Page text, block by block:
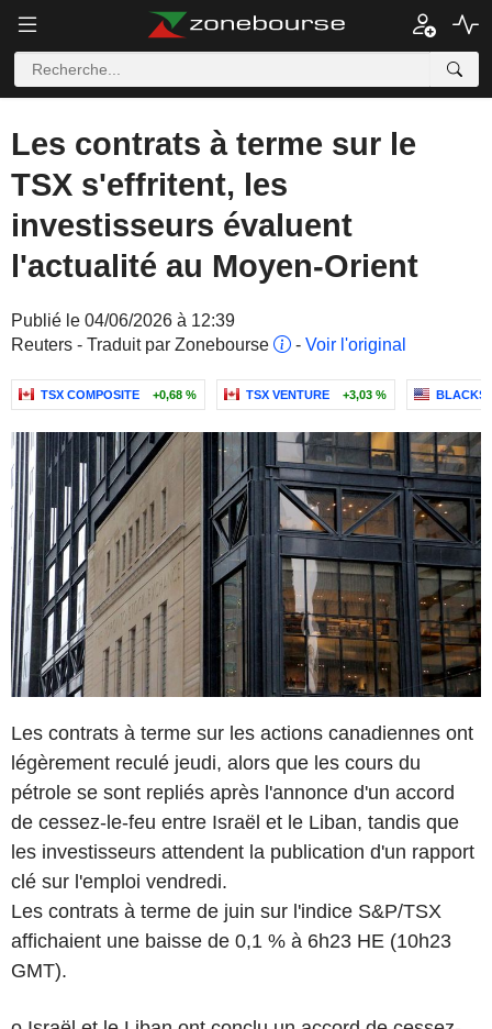
Les contrats à terme sur le
TSX s'effritent, les
investisseurs évaluent
l'actualité au Moyen-Orient
Publié le 04/06/2026 à 12:39
Reuters - Traduit par Zonebourse
- Voir l'original
TSX COMPOSITE +0,68 % TSX VENTURE +3,03 %
Les contrats à terme sur les actions canadiennes ont
légèrement reculé jeudi, alors que les cours du
pétrole se sont repliés après l'annonce d'un accord
de cessez-le-feu entre Israël et le Liban, tandis que
les investisseurs attendent la publication d'un rapport
clé sur l'emploi vendredi.
Les contrats à terme de juin sur l'indice S&P/TSX
affichaient une baisse de 0,1 % à 6h23 HE (10h23
GMT).